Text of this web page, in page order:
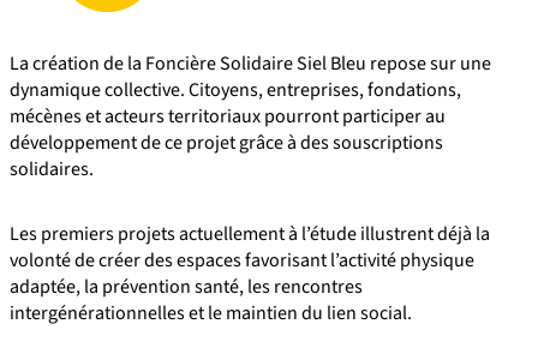
La création de la Foncière Solidaire Siel Bleu repose sur une
dynamique collective. Citoyens, entreprises, fondations,
mécènes et acteurs territoriaux pourront participer au
développement de ce projet grâce à des souscriptions
solidaires.
Les premiers projets actuellement à l’étude illustrent déjà la
volonté de créer des espaces favorisant l’activité physique
adaptée, la prévention santé, les rencontres
intergénérationnelles et le maintien du lien social.